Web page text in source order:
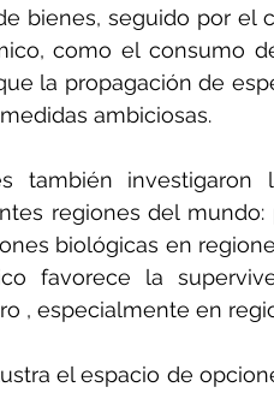
bienes, seguido por
como el consumo
la propagación de
ambiciosas.
también
regiones del
biológicas en
favorece la
, especialmente en
el espacio de